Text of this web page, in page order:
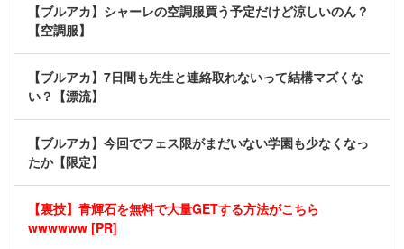
【ブルアカ】シャーレの空調服買う予定だけど涼しいのん？
【空調服】
【ブルアカ】7日間も先生と連絡取れないって結構マズくな
い？【漂流】
【ブルアカ】今回でフェス限がまだいない学園も少なくなっ
たか【限定】
【裏技】青輝石を無料で大量GETする方法がこちら
wwwwww [PR]